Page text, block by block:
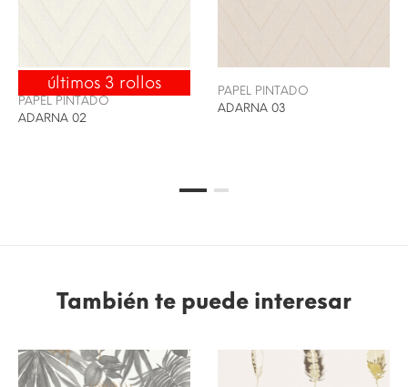
ENVÍO 24/48H
últimos 3 rollos
PAPEL PINTADO
ADARNA 02
PAPEL PINTADO
ADARNA 03
También te puede interesar